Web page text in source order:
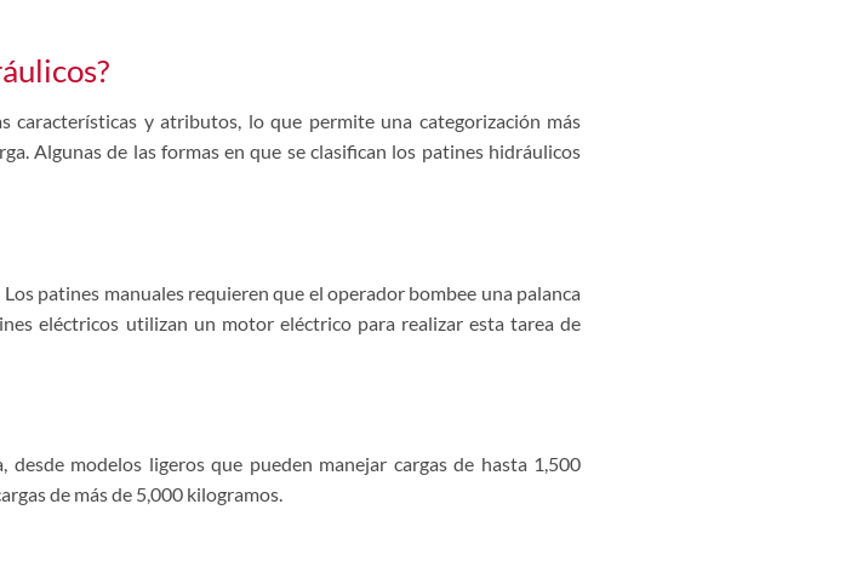
características y atributos, lo que permite una categorización más
Algunas de las formas en que se clasifican los patines hidráulicos
patines manuales requieren que el operador bombee una palanca
eléctricos utilizan un motor eléctrico para realizar esta tarea de
modelos ligeros que pueden manejar cargas de hasta 1,500
de más de 5,000 kilogramos.